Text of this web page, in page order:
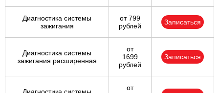
Диагностика системы
зажигания
от 799
рублей
Записаться
Диагностика системы
зажигания расширенная
от
1699
рублей
Записаться
от